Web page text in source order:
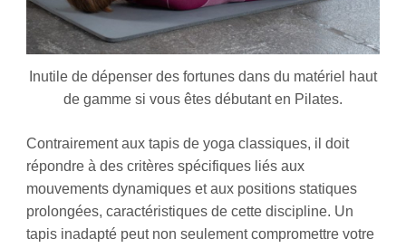
Inutile de dépenser des fortunes dans du matériel haut
de gamme si vous êtes débutant en Pilates.
Contrairement aux tapis de yoga classiques, il doit
répondre à des critères spécifiques liés aux
mouvements dynamiques et aux positions statiques
prolongées, caractéristiques de cette discipline. Un
tapis inadapté peut non seulement compromettre votre